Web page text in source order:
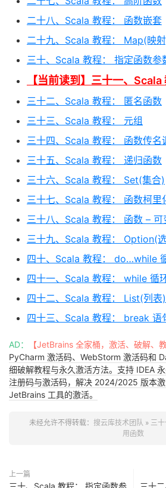
二十八、Scala 教程： 函数嵌套
二十九、Scala 教程： Map(映
三十、Scala 教程： 指定函数参
【当前读到】三十一、
三十二、Scala 教程： 匿名函数
三十三、Scala 教程： 元组
三十四、Scala 教程： 函数传
三十五、Scala 教程： 递归函数
三十六、Scala 教程： Set(集合)
三十七、Scala 教程： 函数柯
三十八、Scala 教程： 函数 – 可
三十九、Scala 教程： Option(
四十、Scala 教程： do…while
四十一、Scala 教程： while 循
四十二、Scala 教程： List(列表)
四十三、Scala 教程： break 语
AD： 【JetBrains 全家桶，激活、破解、教
PyCharm 激活码、WebStorm 激活码和
细破解教程与永久激活方法。支持 IDEA
注册码与激活码，解决 2024/2025 版本
JetBrains 工具的激活。
未经允许不得转载： 搜云库技术团队 » 三
用函数
上一篇
三十、Scala 教程： 指定函数参 三十